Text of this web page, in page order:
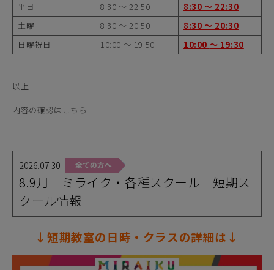
平日
8:30 ～ 22:50 8:30 ～ 22:30
土曜
8:30 ～ 20:50 8:30 ～ 20:30
日曜祝日
10:00 ～ 19:50 10:00 ～ 19:30
以上
内容の確認は こちら
2026.07.30
8.9月 ミライク・各種スクール 短期ス
クール情報
↓短期教室の日時・クラスの詳細は↓